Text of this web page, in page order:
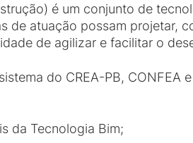
é um conjunto de
de atuação possam projetar,
de agilizar e facilitar o
do CREA-PB, CONFEA
da Tecnologia Bim;